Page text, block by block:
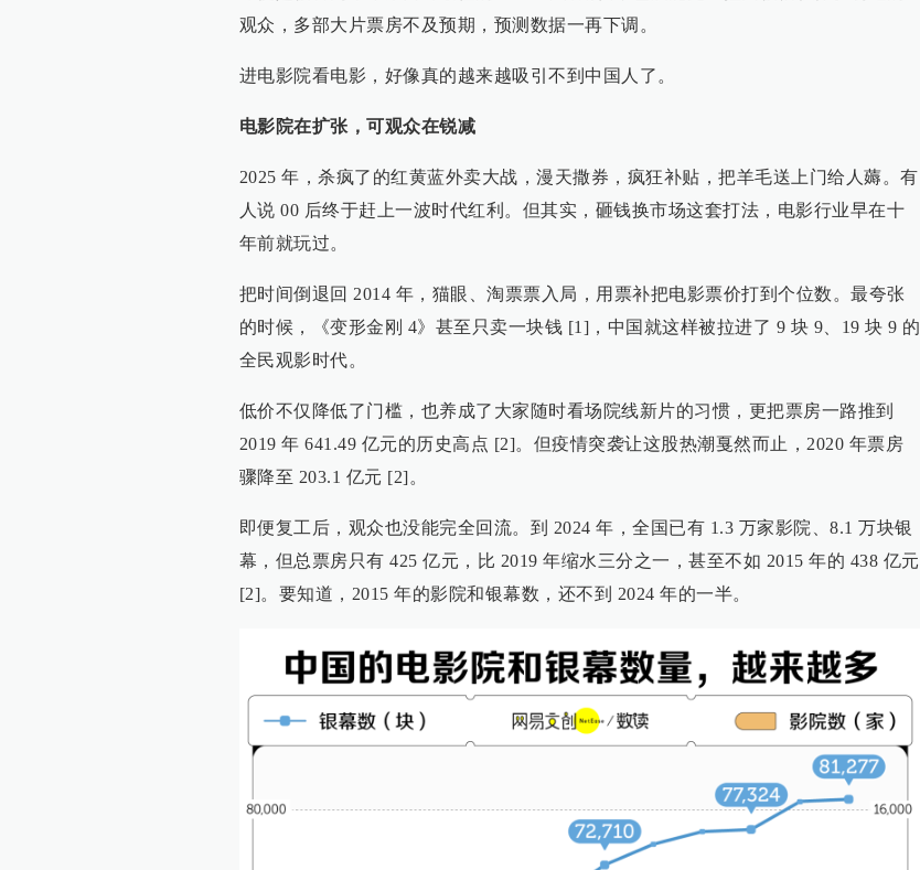
观众，多部大片票房不及预期，预测数据一再下调。
进电影院看电影，好像真的越来越吸引不到中国人了。
电影院在扩张，可观众在锐减
2025 年，杀疯了的红黄蓝外卖大战，漫天撒券，疯狂补贴，把羊毛送上门给人薅。有
人说 00 后终于赶上一波时代红利。但其实，砸钱换市场这套打法，电影行业早在十
年前就玩过。
把时间倒退回 2014 年，猫眼、淘票票入局，用票补把电影票价打到个位数。最夸张
的时候，《变形金刚 4》甚至只卖一块钱 [1]，中国就这样被拉进了 9 块 9、19 块 9 的
全民观影时代。
低价不仅降低了门槛，也养成了大家随时看场院线新片的习惯，更把票房一路推到
2019 年 641.49 亿元的历史高点 [2]。但疫情突袭让这股热潮戛然而止，2020 年票房
骤降至 203.1 亿元 [2]。
即便复工后，观众也没能完全回流。到 2024 年，全国已有 1.3 万家影院、8.1 万块银
幕，但总票房只有 425 亿元，比 2019 年缩水三分之一，甚至不如 2015 年的 438 亿元
[2]。要知道，2015 年的影院和银幕数，还不到 2024 年的一半。